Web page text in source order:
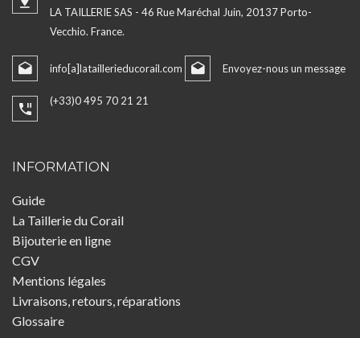
LA TAILLERIE SAS - 46 Rue Maréchal Juin, 20137 Porto-
Vecchio. France.
info[a]lataillerieducorail.com Envoyez-nous un message
(+33)0 495 70 21 21
INFORMATION
Guide
La Taillerie du Corail
Bijouterie en ligne
CGV
Mentions légales
Livraisons, retours, réparations
Glossaire